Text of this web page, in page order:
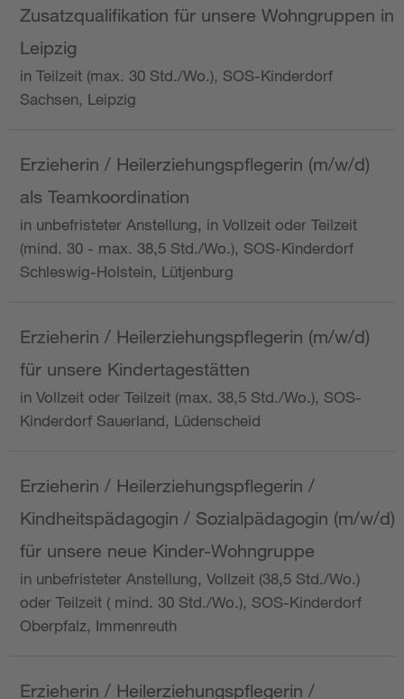
Zusatzqualifikation für unsere Wohngruppen in
Leipzig
in Teilzeit (max. 30 Std./Wo.), SOS-Kinderdorf
Sachsen, Leipzig
Erzieherin / Heilerziehungspflegerin (m/w/d)
als Teamkoordination
in unbefristeter Anstellung, in Vollzeit oder Teilzeit
(mind. 30 - max. 38,5 Std./Wo.), SOS-Kinderdorf
Schleswig-Holstein, Lütjenburg
Erzieherin / Heilerziehungspflegerin (m/w/d)
für unsere Kindertagestätten
in Vollzeit oder Teilzeit (max. 38,5 Std./Wo.), SOS-
Kinderdorf Sauerland, Lüdenscheid
Erzieherin / Heilerziehungspflegerin /
Kindheitspädagogin / Sozialpädagogin (m/w/d)
für unsere neue Kinder-Wohngruppe
in unbefristeter Anstellung, Vollzeit (38,5 Std./Wo.)
oder Teilzeit ( mind. 30 Std./Wo.), SOS-Kinderdorf
Oberpfalz, Immenreuth
Erzieherin / Heilerziehungspflegerin /